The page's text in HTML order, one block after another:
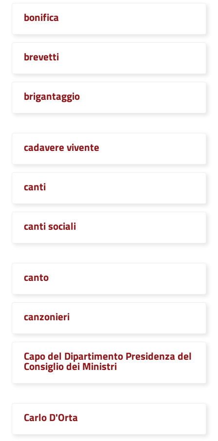
bonifica
brevetti
brigantaggio
cadavere vivente
canti
canti sociali
canto
canzonieri
Capo del Dipartimento Presidenza del
Consiglio dei Ministri
Carlo D'Orta